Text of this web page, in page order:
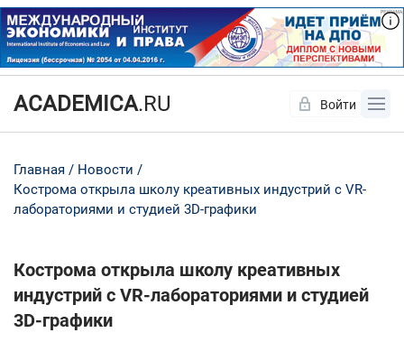
ACADEMICA.RU Войти
Главная
Новости
Кострома открыла школу креативных индустрий с VR-
лабораториями и студией 3D-графики
Кострома открыла школу креативных
индустрий с VR-лабораториями и студией
3D-графики
Да Нет